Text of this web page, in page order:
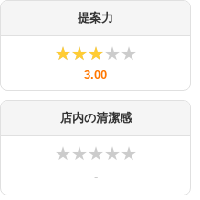
提案力
★★★★★
★★★★★
3.00
店内の清潔感
★★★★★
★★★★★
-